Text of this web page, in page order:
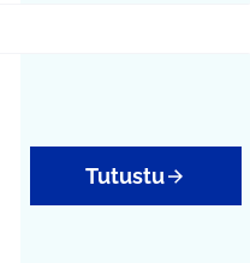
Tutustu